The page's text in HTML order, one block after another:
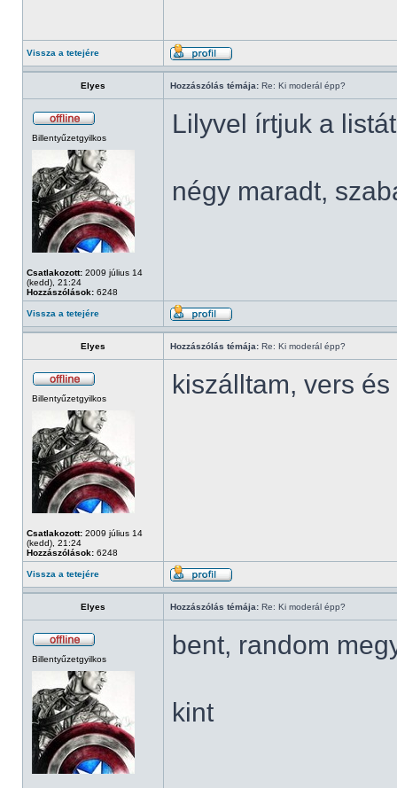
Vissza a tetejére
Elyes Hozzászólás témája: Re: Ki moderál épp?
Billentyűzetgyilkos
Csatlakozott: 2009 július 14
(kedd), 21:24
Hozzászólások: 6248
Lilyvel írtjuk a
négy maradt,
Vissza a tetejére
Elyes Hozzászólás témája: Re: Ki moderál épp?
Billentyűzetgyilkos
Csatlakozott: 2009 július 14
(kedd), 21:24
Hozzászólások: 6248
kiszálltam, vers
Vissza a tetejére
Elyes Hozzászólás témája: Re: Ki moderál épp?
Billentyűzetgyilkos bent, random
kint